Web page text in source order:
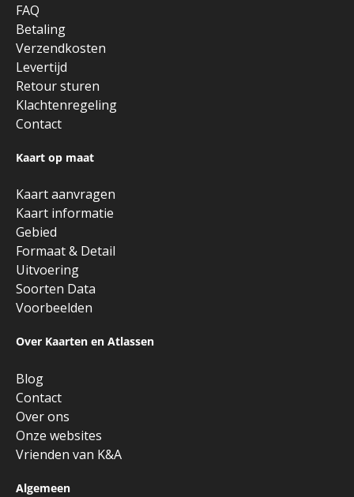
FAQ
Betaling
Verzendkosten
Levertijd
Retour sturen
Klachtenregeling
Contact
Kaart op maat
Kaart aanvragen
Kaart informatie
Gebied
Formaat & Detail
Uitvoering
Soorten Data
Voorbeelden
Over Kaarten en Atlassen
Blog
Contact
Over ons
Onze websites
Vrienden van K&A
Algemeen